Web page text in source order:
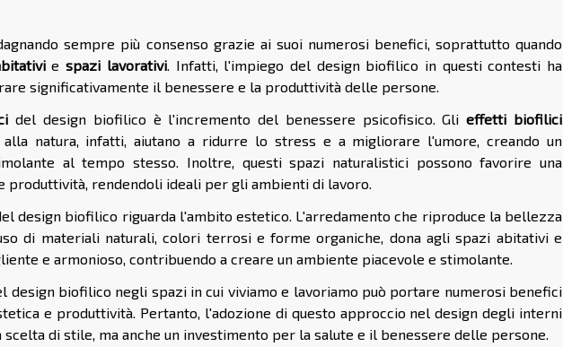
sempre più consenso grazie ai suoi numerosi benefici, soprattutto quando
espazi lavorativi. Infatti, l'impiego del design biofilico in questi contesti ha
significativamente il benessere e la produttività delle persone.
del design biofilico è l'incremento del benessere psicofisico. Glieffetti biofilici
natura, infatti, aiutano a ridurre lo stress e a migliorare l'umore, creando un
al tempo stesso. Inoltre, questi spazi naturalistici possono favorire una
produttività, rendendoli ideali per gli ambienti di lavoro.
design biofilico riguarda l'ambito estetico. L'arredamento che riproduce la bellezza
di materiali naturali, colori terrosi e forme organiche, dona agli spazi abitativi e
e armonioso, contribuendo a creare un ambiente piacevole e stimolante.
design biofilico negli spazi in cui viviamo e lavoriamo può portare numerosi benefici
e produttività. Pertanto, l'adozione di questo approccio nel design degli interni
scelta di stile, ma anche un investimento per la salute e il benessere delle persone.